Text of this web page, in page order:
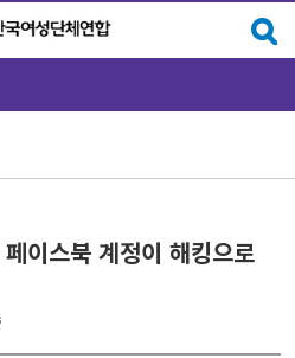
이스북 계정이 해킹으로